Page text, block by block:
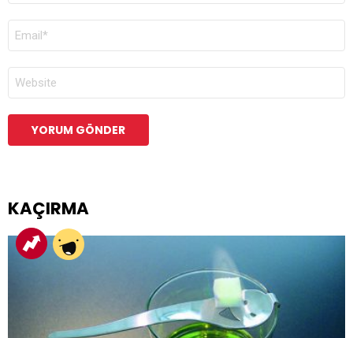
E-
POSTA
İNTERNET
SITESI
KAÇIRMA